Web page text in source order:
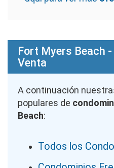
Fort Myers Beach
Venta
A continuación
populares de
Beach:
Todos los